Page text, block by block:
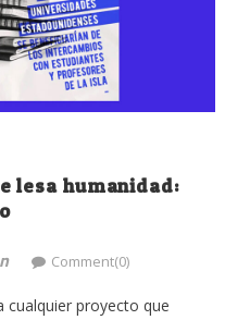
lesa humanidad:
Comment(0)
cualquier proyecto que